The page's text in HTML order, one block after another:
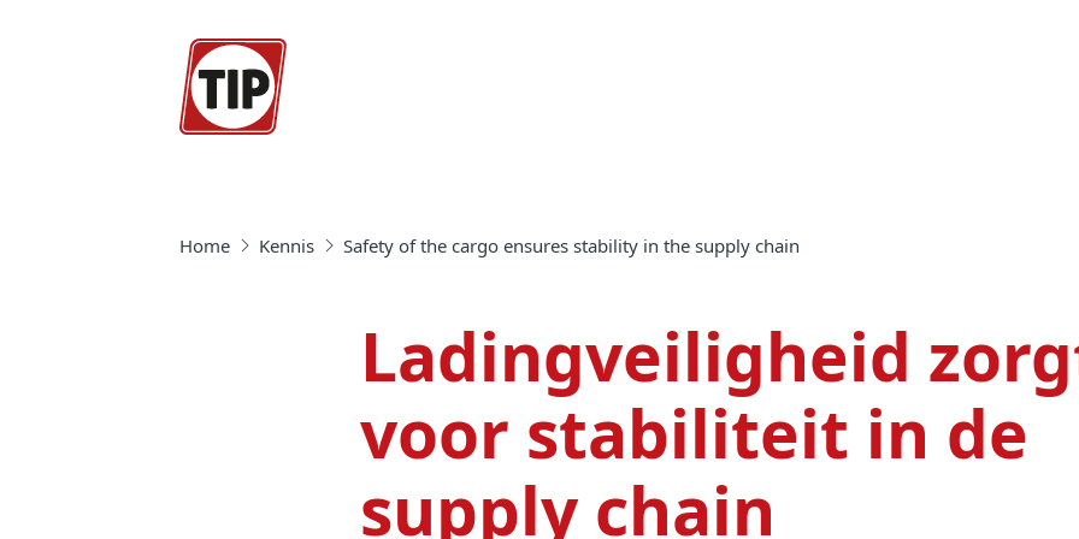
Home Kennis Safety of the cargo ensures stability in the supply chain
Ladingveiligheid
voor stabiliteit in de
supply chain